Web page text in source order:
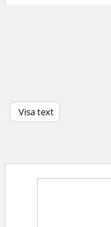
Visa text